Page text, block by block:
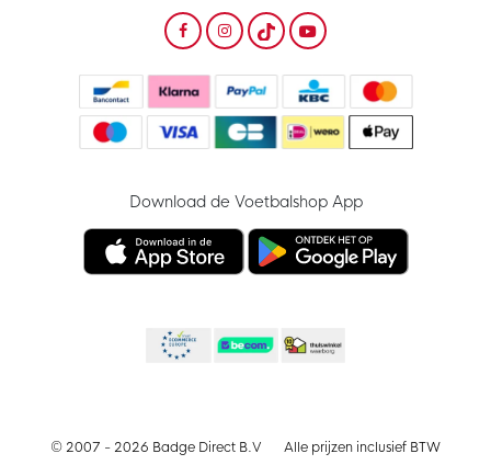
Download de Voetbalshop App
© 2007 - 2026 Badge Direct B.V Alle prijzen inclusief BTW